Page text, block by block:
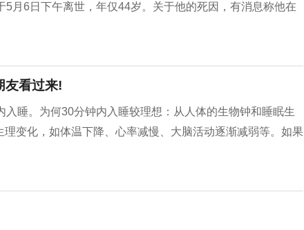
月6日下午离世，年仅44岁。关于他的死因，有消息称他在
友看过来!
睡。为何30分钟内入睡较理想：从人体的生物钟和睡眠生
变化，如体温下降、心率减慢、大脑活动逐渐减弱等。如果